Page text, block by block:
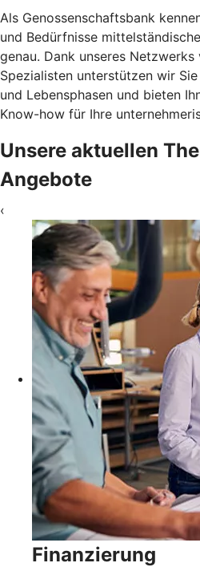
Als Genossenschaftsbank
und Bedürfnisse
genau. Dank unseres
Spezialisten unterstützen wir
und Lebensphasen und bieten
Know-how für Ihre
Unsere aktuellen
Angebote
‹
Finanzierung